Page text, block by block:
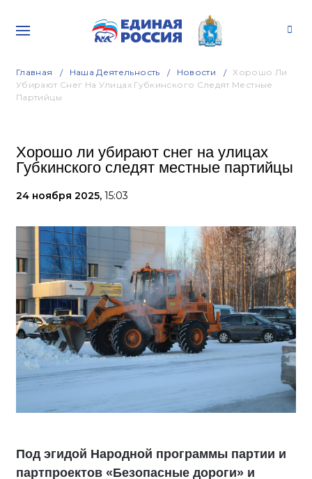
Главная Наша Деятельность Новости
Хорошо Ли
Убирают Снег На Улицах Губкинского Следят Местные
Партийцы
Хорошо ли убирают снег на улицах
Губкинского следят местные партийцы
24 ноября 2025, 15:03
Под эгидой Народной программы партии и
партпроектов «Безопасные дороги» и